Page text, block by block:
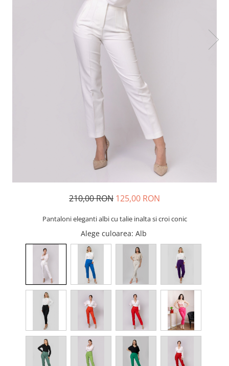
210,00 RON 125,00 RON
Pantaloni eleganti albi cu talie inalta si croi conic
Alege culoarea: Alb